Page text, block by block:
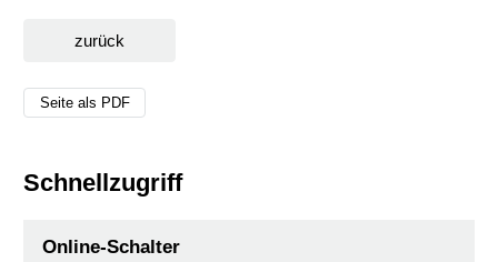
zurück
Seite als PDF
Schnellzugriff
Online-Schalter